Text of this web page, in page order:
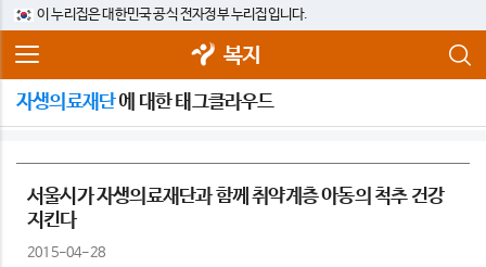
이 누리집은 대한민국 공식 전자정부 누리집입니다.
복지
자생의료재단에 대한 태그클라우드
서울시가 자생의료재단과 함께 취약계층 아동의 척추 건강
지킨다
2015-04-28